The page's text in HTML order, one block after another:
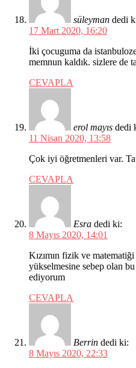
süleyman dedi
17 Mart 2020, 16:20
İki çocuguma da
memnun kaldık. sizlere de
CEVAPLA
erol mayıs dedi
11 Nisan 2020, 13:58
Çok iyi öğretmenleri var.
CEVAPLA
Esra dedi ki:
8 Mayıs 2020, 14:01
Kızımın fizik ve
yükselmesine sebep olan
ediyorum
CEVAPLA
Berrin dedi ki:
8 Mayıs 2020, 22:33